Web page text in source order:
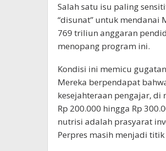
Salah satu isu paling
“disunat” untuk mendanai
769 triliun anggaran
menopang program ini.
Kondisi ini memicu
Mereka berpendapat
kesejahteraan pengajar,
Rp 200.000 hingga Rp
nutrisi adalah prasyarat
Perpres masih menjadi